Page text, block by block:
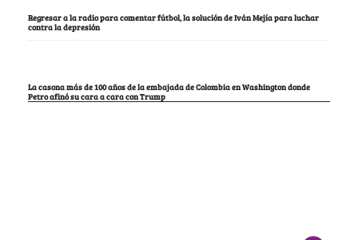
Regresar a la radio para comentar fútbol, la solución de Iván Mejía para luchar
contra la depresión
La casona más de 100 años de la embajada de Colombia en Washington donde
Petro afinó su cara a cara con Trump